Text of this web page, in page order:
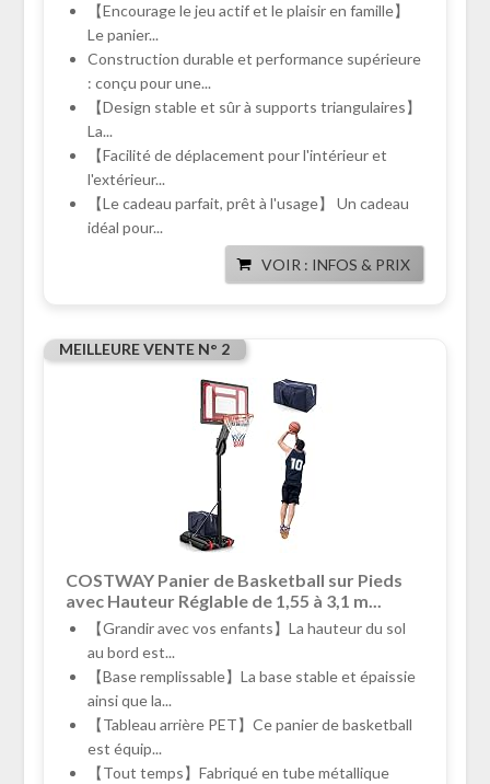
【Encourage le jeu actif et le plaisir en famille】
Le panier...
Construction durable et performance supérieure
: conçu pour une...
【Design stable et sûr à supports triangulaires】
La...
【Facilité de déplacement pour l'intérieur et
l'extérieur...
【Le cadeau parfait, prêt à l'usage】 Un cadeau
idéal pour...
VOIR : INFOS & PRIX
MEILLEURE VENTE N° 2
COSTWAY Panier de Basketball sur Pieds
avec Hauteur Réglable de 1,55 à 3,1 m...
【Grandir avec vos enfants】La hauteur du sol
au bord est...
【Base remplissable】La base stable et épaissie
ainsi que la...
【Tableau arrière PET】Ce panier de basketball
est équip...
【Tout temps】Fabriqué en tube métallique